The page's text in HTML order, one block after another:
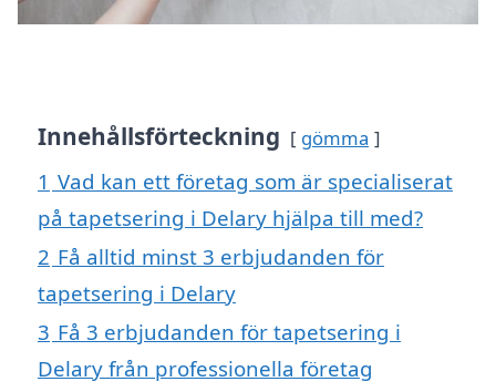
Innehållsförteckning gömma
1 Vad kan ett företag som är specialiserat
på tapetsering i Delary hjälpa till med?
2 Få alltid minst 3 erbjudanden för
tapetsering i Delary
3 Få 3 erbjudanden för tapetsering i
Delary från professionella företag